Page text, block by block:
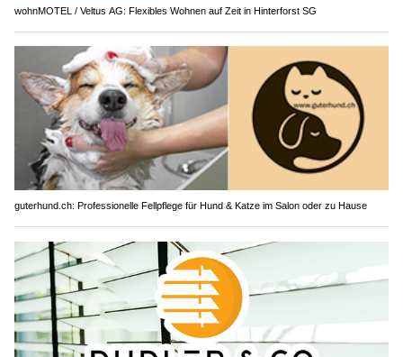
wohnMOTEL / Veltus AG: Flexibles Wohnen auf Zeit in Hinterforst SG
guterhund.ch: Professionelle Fellpflege für Hund & Katze im Salon oder zu Hause